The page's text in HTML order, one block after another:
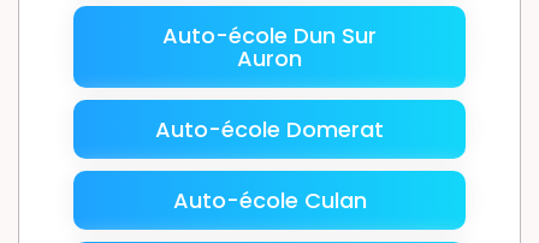
Auto-école Dun Sur
Auron
Auto-école Domerat
Auto-école Culan